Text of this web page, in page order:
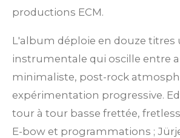
o
l
e
productions ECM.
L'album déploie en douze titres
instrumentale qui oscille entre
minimaliste, post-rock
expérimentation progressive.
tour à tour basse frettée,
E-bow et programmations ;